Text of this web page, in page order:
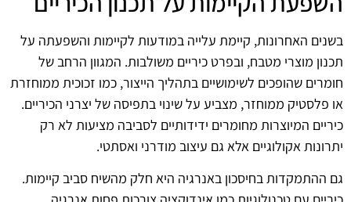
בשנים האחרונות, קיימת עלייה במודעות לקיימות והשפעתה על
תכנון מוצרי מטבח, ובפרט כיריים משולבות. המגוון הרחב של
חומרים שהופכים לשימושיים בתהליך הייצור, כמו זכוכית ממוחזרת
או פלסטיק ממוחזר, מצביע על שינוי בתפיסה של יצרני הכיריים.
כיריים המיוצרות מחומרים ידידותיים לסביבה מציעות לא רק
יתרונות אקולוגיים אלא גם עיצוב מודרני ואסתטי.
גם ההתמקדות בחיסכון באנרגיה היא חלק מהשיח סביב קיימות.